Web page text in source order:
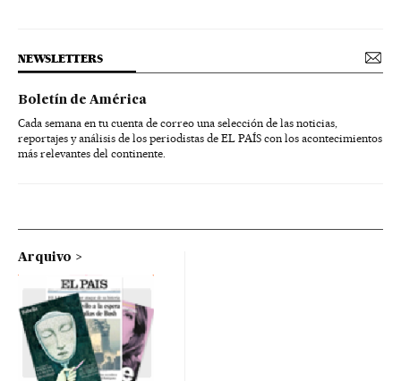
NEWSLETTERS
Boletín de América
Cada semana en tu cuenta de correo una selección de las noticias,
reportajes y análisis de los periodistas de EL PAÍS con los acontecimientos
más relevantes del continente.
Arquivo